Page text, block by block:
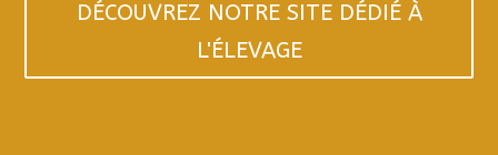
DÉCOUVREZ NOTRE SITE DÉDIÉ À
L'ÉLEVAGE